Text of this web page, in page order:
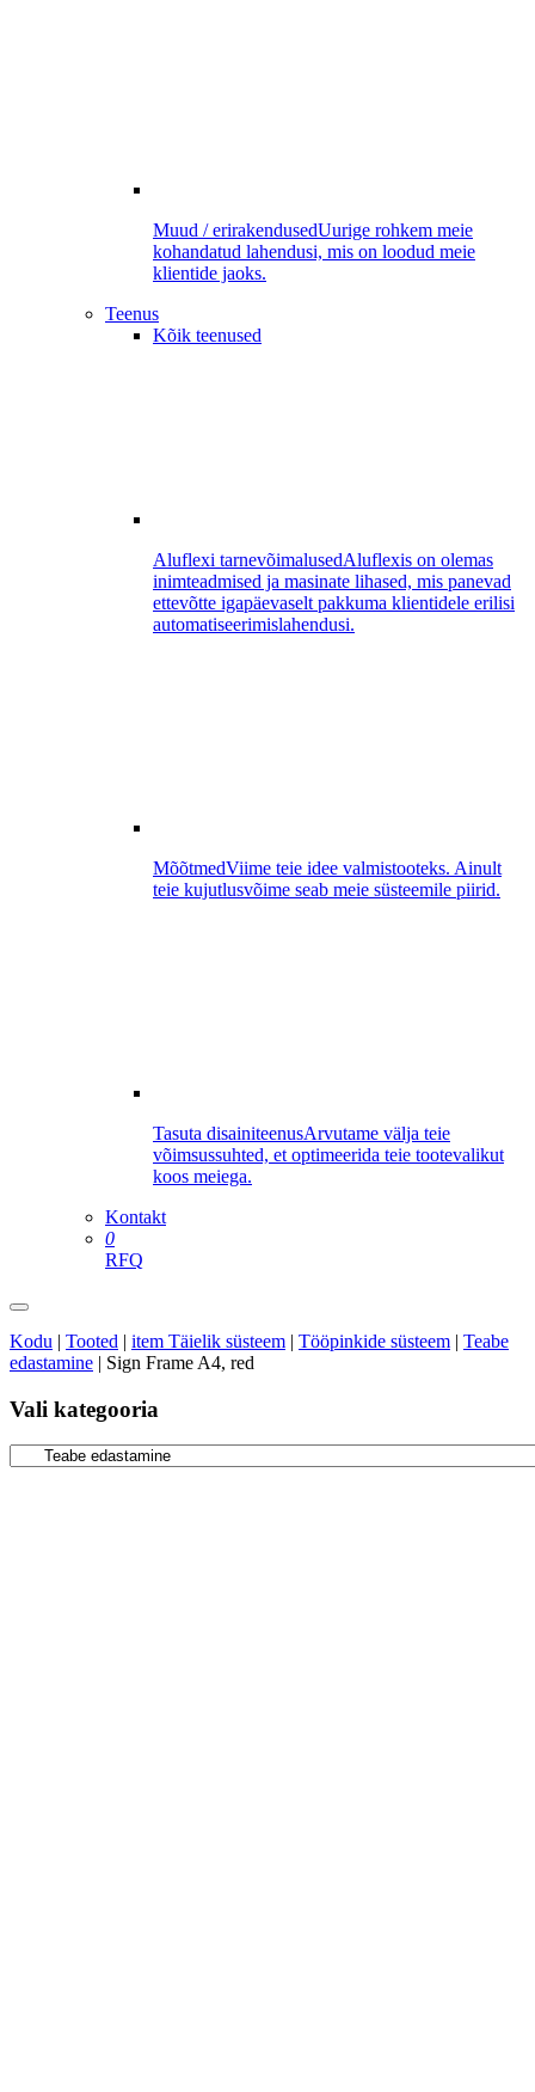
Muud / erirakendusedUurige rohkem meie
kohandatud lahendusi, mis on loodud meie
klientide jaoks.
Teenus
Kõik teenused
Aluflexi tarnevõimalusedAluflexis on olemas
inimteadmised ja masinate lihased, mis panevad
ettevõtte igapäevaselt pakkuma klientidele erilisi
automatiseerimislahendusi.
MõõtmedViime teie idee valmistooteks. Ainult
teie kujutlusvõime seab meie süsteemile piirid.
Tasuta disainiteenusArvutame välja teie
võimsussuhted, et optimeerida teie tootevalikut
koos meiega.
Kontakt
0
RFQ
Kodu | Tooted | item Täielik süsteem | Tööpinkide süsteem | Teabe
edastamine | Sign Frame A4, red
Vali kategooria